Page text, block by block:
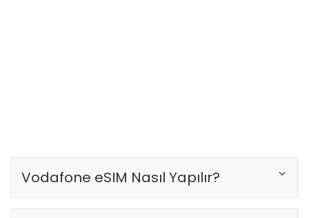
Vodafone eSIM Nasıl Yapılır?